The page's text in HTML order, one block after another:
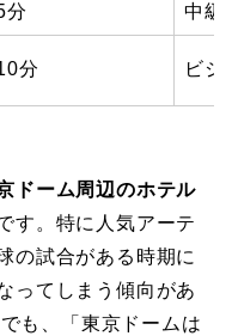
分 中級
分 ビジ
ドーム周辺のホテル
す。特に人気アーテ
の試合がある時期に
ってしまう傾向があ
も、「東京ドームは